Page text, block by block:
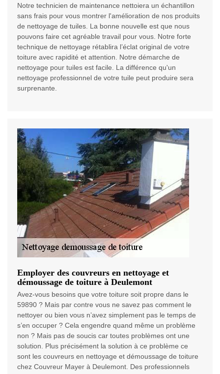
Notre technicien de maintenance nettoiera un échantillon
sans frais pour vous montrer l'amélioration de nos produits
de nettoyage de tuiles. La bonne nouvelle est que nous
pouvons faire cet agréable travail pour vous. Notre forte
technique de nettoyage rétablira l’éclat original de votre
toiture avec rapidité et attention. Notre démarche de
nettoyage pour tuiles est facile. La différence qu'un
nettoyage professionnel de votre tuile peut produire sera
surprenante.
Employer des couvreurs en nettoyage et
démoussage de toiture à Deulemont
Avez-vous besoins que votre toiture soit propre dans le
59890 ? Mais par contre vous ne savez pas comment le
nettoyer ou bien vous n’avez simplement pas le temps de
s’en occuper ? Cela engendre quand même un problème
non ? Mais pas de soucis car toutes problèmes ont une
solution. Plus précisément la solution à ce problème ce
sont les couvreurs en nettoyage et démoussage de toiture
chez Couvreur Mayer à Deulemont. Des professionnels